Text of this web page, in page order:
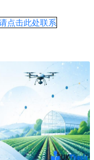
点击此处联系